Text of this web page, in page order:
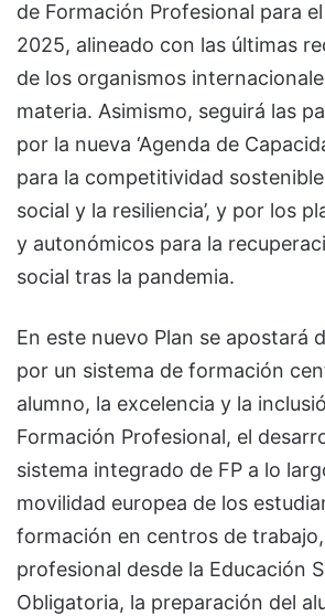
de Formación Profesional para
2025, alineado con las últimas
de los organismos
materia. Asimismo, seguirá las
por la nueva ‘Agenda de
para la competitividad
social y la resiliencia’, y por los
y autonómicos para la
social tras la pandemia.
En este nuevo Plan se apostará
por un sistema de formación
alumno, la excelencia y la
Formación Profesional, el
sistema integrado de FP a lo
movilidad europea de los
formación en centros de
profesional desde la Educación
Obligatoria, la preparación del